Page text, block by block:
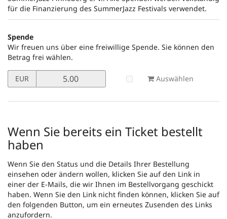
für die Finanzierung des SummerJazz Festivals verwendet.
Spende
Wir freuen uns über eine freiwillige Spende. Sie können den
Betrag frei wählen.
Preis
in
setzen
EUR Auswählen
Wenn Sie bereits ein Ticket bestellt
haben
Wenn Sie den Status und die Details Ihrer Bestellung
einsehen oder ändern wollen, klicken Sie auf den Link in
einer der E-Mails, die wir Ihnen im Bestellvorgang geschickt
haben. Wenn Sie den Link nicht finden können, klicken Sie auf
den folgenden Button, um ein erneutes Zusenden des Links
anzufordern.